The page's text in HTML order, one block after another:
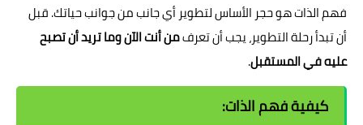
فهم الذات هو حجر الأساس لتطوير أي جانب من جوانب حياتك. قبل
أن تبدأ رحلة التطوير، يجب أن تعرفمن أنت الآن وما تريد أن تصبح
عليه في المستقبل.
كيفية فهم الذات: